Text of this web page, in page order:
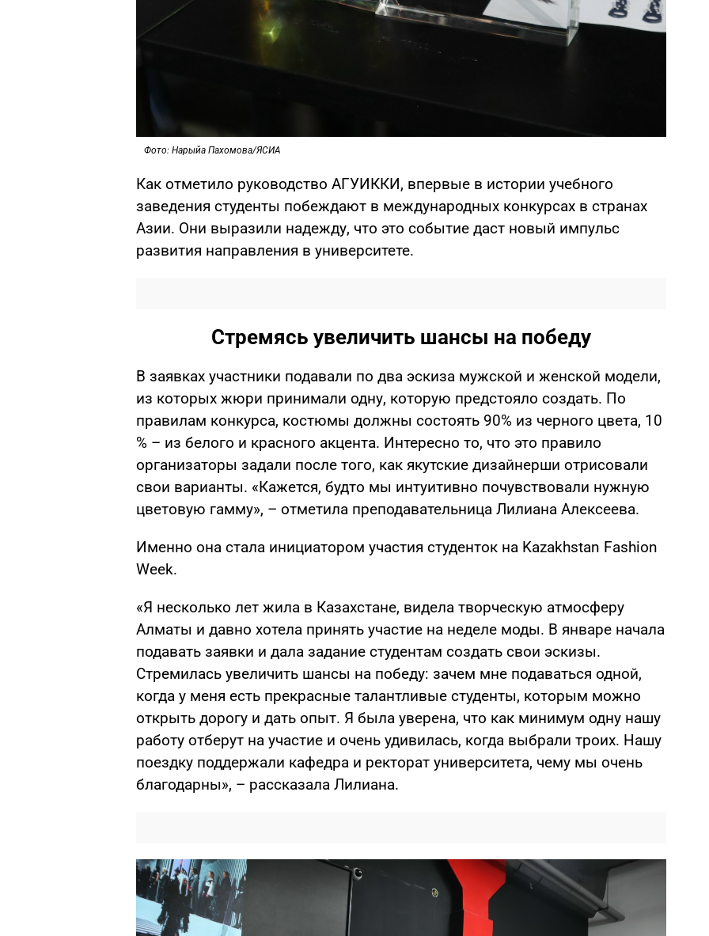
Фото: Нарыйа Пахомова/ЯСИА
Как отметило руководство АГУИККИ, впервые в истории учебного
заведения студенты побеждают в международных конкурсах в странах
Азии. Они выразили надежду, что это событие даст новый импульс
развития направления в университете.
Стремясь увеличить шансы на победу
В заявках участники подавали по два эскиза мужской и женской модели,
из которых жюри принимали одну, которую предстояло создать. По
правилам конкурса, костюмы должны состоять 90% из черного цвета, 10
% – из белого и красного акцента. Интересно то, что это правило
организаторы задали после того, как якутские дизайнерши отрисовали
свои варианты. «Кажется, будто мы интуитивно почувствовали нужную
цветовую гамму», – отметила преподавательница Лилиана Алексеева.
Именно она стала инициатором участия студенток на Kazakhstan Fashion
Week.
«Я несколько лет жила в Казахстане, видела творческую атмосферу
Алматы и давно хотела принять участие на неделе моды. В январе начала
подавать заявки и дала задание студентам создать свои эскизы.
Стремилась увеличить шансы на победу: зачем мне подаваться одной,
когда у меня есть прекрасные талантливые студенты, которым можно
открыть дорогу и дать опыт. Я была уверена, что как минимум одну нашу
работу отберут на участие и очень удивилась, когда выбрали троих. Нашу
поездку поддержали кафедра и ректорат университета, чему мы очень
благодарны», – рассказала Лилиана.